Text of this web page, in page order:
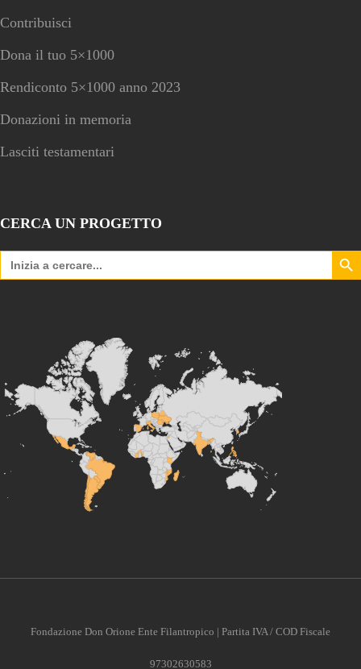
Contribuisci
Dona il tuo 5×1000
Rendiconto 5×1000 anno 2023
Donazioni in memoria
Lasciti testamentari
CERCA UN PROGETTO
Search
for:
Search
Fondazione Don Orione Ente Filantropico | Partita IVA / COD Fiscale
97302630583